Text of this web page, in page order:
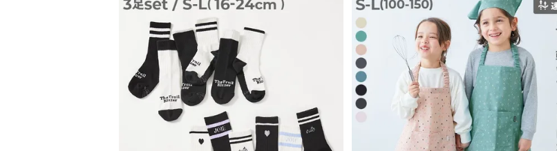
ポケットや、フックに引っかけられるループをつけたり、お名前を記入できるスペースを2か所設
[001/002/003/004/005/008]
ハリ感のあるT/Cブロード
程よい厚みがあり、シワになりにくいのが嬉しいポイントです。
[006/007]
柔らかなポリエステルブロード
素材・仕様
[001/002/003/004/005/008] ポリエステル87%綿13% [006/007] ポリエステル100%
生産国
CHINA
洗濯機洗い可(デリケート洗い) / 漂白剤使用不可 / 乾燥機使用不可 / 日陰つり干し/